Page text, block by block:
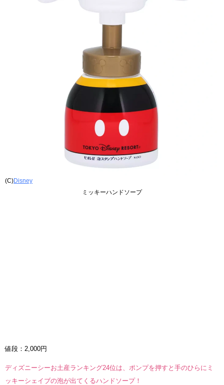
(C)Disney
ミッキーハンドソープ
値段：2,000円
ディズニーシーお土産ランキング24位は、ポンプを押すと手のひらにミ
ッキーシェイブの泡が出てくるハンドソープ！